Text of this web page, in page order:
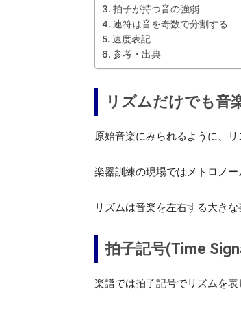
拍子が持つ音の強弱
連符は音を奇数で分割する
速度表記
参考・出典
リズムだけでも音
原始音楽にみられるように、リ
楽器訓練の現場ではメトロノ
リズムは音楽を左右する大きな
拍子記号(Time
楽譜では拍子記号でリズムを表